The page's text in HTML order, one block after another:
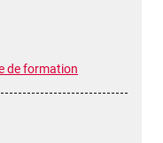
de formation